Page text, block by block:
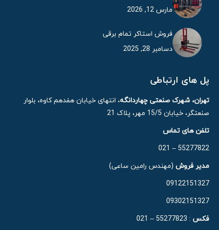
مارس 12, 2026
فروش استاکر تمام برقی
دسامبر 28, 2025
پل های ارتباطی
تهران، شهرک صنعتی چهاردانگه، انتهای خیابان هفدهم کاوه، بلوار
صنعتگر، خیابان 15/5 مهر، پلاک 21
تلفن های تماس
55277822 – 021
مدیر فروش (مهندس رامین ساعی)
09122151327
09302151327
فکس : 55277823 – 021